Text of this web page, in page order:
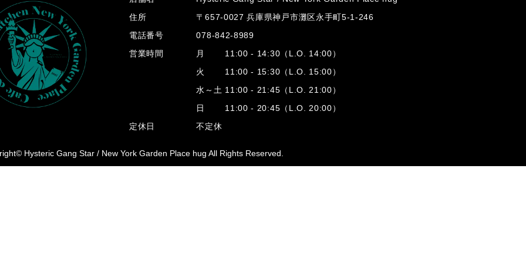
住所
〒657-0027 兵庫県神戸市灘区永手町5-1-246
電話番号
078-842-8989
営業時間
月 11:00 - 14:30（L.O. 14:00）
火 11:00 - 15:30（L.O. 15:00）
水～土 11:00 - 21:45（L.O. 21:00）
日 11:00 - 20:45（L.O. 20:00）
定休日
不定休
Hysteric Gang Star / New York Garden Place hug All Rights Reserved.